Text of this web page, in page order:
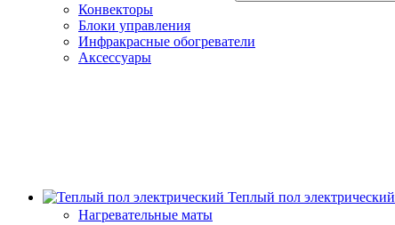
Конвекторы
Блоки управления
Инфракрасные обогреватели
Аксессуары
Теплый пол электрический
Нагревательные маты